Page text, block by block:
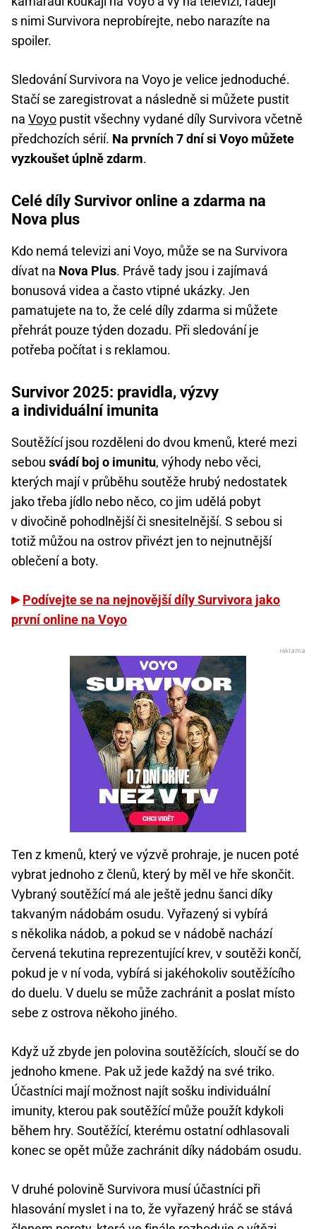
s nimi Survivora neprobírejte, nebo narazíte na
spoiler.
Sledování Survivora na Voyo je velice jednoduché.
Stačí se zaregistrovat a následně si můžete pustit
na Voyo pustit všechny vydané díly Survivora včetně
předchozích sérií. Na prvních 7 dní si Voyo můžete
vyzkoušet úplně zdarm.
Celé díly Survivor online a zdarma na
Nova plus
Kdo nemá televizi ani Voyo, může se na Survivora
dívat na Nova Plus. Právě tady jsou i zajímavá
bonusová videa a často vtipné ukázky. Jen
pamatujete na to, že celé díly zdarma si můžete
přehrát pouze týden dozadu. Při sledování je
potřeba počítat i s reklamou.
Survivor 2025: pravidla, výzvy
a individuální imunita
Soutěžící jsou rozděleni do dvou kmenů, které mezi
sebou svádí boj o imunitu, výhody nebo věci,
kterých mají v průběhu soutěže hrubý nedostatek
jako třeba jídlo nebo něco, co jim udělá pobyt
v divočině pohodlnější či snesitelnější. S sebou si
totiž můžou na ostrov přivézt jen to nejnutnější
oblečení a boty.
Podívejte se na nejnovější díly Survivora jako
první online na Voyo
Ten z kmenů, který ve výzvě prohraje, je nucen poté
vybrat jednoho z členů, který by měl ve hře skončit.
Vybraný soutěžící má ale ještě jednu šanci díky
takvaným nádobám osudu. Vyřazený si vybírá
s několika nádob, a pokud se v nádobě nachází
červená tekutina reprezentující krev, v soutěži končí,
pokud je v ní voda, vybírá si jakéhokoliv soutěžícího
do duelu. V duelu se může zachránit a poslat místo
sebe z ostrova někoho jiného.
Když už zbyde jen polovina soutěžících, sloučí se do
jednoho kmene. Pak už jede každý na své triko.
Účastníci mají možnost najít sošku individuální
imunity, kterou pak soutěžící může použít kdykoli
během hry. Soutěžící, kterému ostatní odhlasovali
konec se opět může zachránit díky nádobám osudu.
V druhé polovině Survivora musí účastníci při
hlasování myslet i na to, že vyřazený hráč se stává